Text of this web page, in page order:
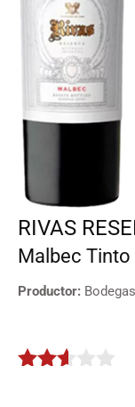
RIVAS
Malbec Tinto
Productor: